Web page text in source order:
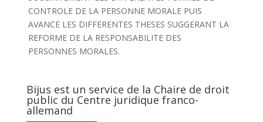
CONTROLE DE LA PERSONNE MORALE PUIS
AVANCE LES DIFFERENTES THESES SUGGERANT LA
REFORME DE LA RESPONSABILITE DES
PERSONNES MORALES.
Bijus est un service de la Chaire de droit
public du Centre juridique franco-
allemand